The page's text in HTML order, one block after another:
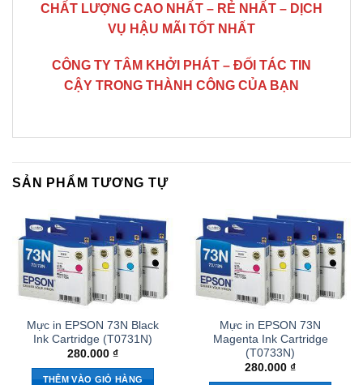
CHẤT LƯỢNG CAO NHẤT – RẺ NHẤT – DỊCH
VỤ HẬU MÃI TỐT NHẤT
CÔNG TY TÂM KHỞI PHÁT – ĐỐI TÁC TIN
CẬY TRONG THÀNH CÔNG CỦA BẠN
SẢN PHẨM TƯƠNG TỰ
Mực in EPSON 73N Black
Ink Cartridge (T0731N)
280.000 ₫
THÊM VÀO GIỎ HÀNG
Mực in EPSON 73N
Magenta Ink Cartridge
(T0733N)
280.000 ₫